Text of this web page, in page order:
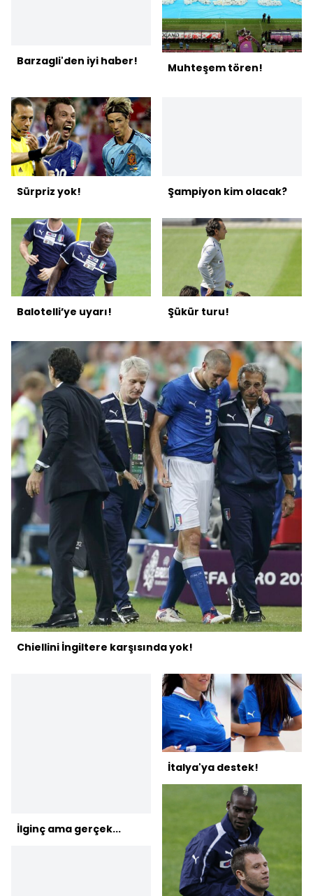
Barzagli'den iyi haber! Muhteşem tören!
Sürpriz yok! Şampiyon kim olacak?
Balotelli’ye uyarı! Şükür turu!
Chiellini İngiltere karşısında yok!
İlginç ama gerçek...
İtalya'ya destek!